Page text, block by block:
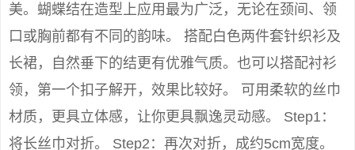
美。蝴蝶结在造型上应用最为广泛，无论在颈间、领
口或胸前都有不同的韵味。 搭配白色两件套针织衫及
长裙，自然垂下的结更有优雅气质。也可以搭配衬衫
领，第一个扣子解开，效果比较好。 可用柔软的丝巾
材质，更具立体感，让你更具飘逸灵动感。 Step1：
将长丝巾对折。 Step2：再次对折，成约5cm宽度。